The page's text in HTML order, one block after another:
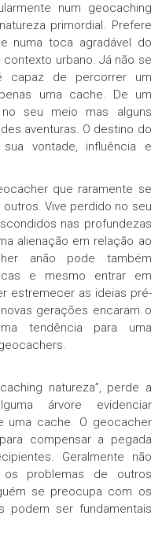
num geocaching
primordial. Prefere
numa toca agradável do
urbano. Já não se
capaz de percorrer um
uma cache. De um
seu meio mas alguns
aventuras. O destino do
vontade, influência e
que raramente se
Vive perdido no seu
nas profundezas
alienação em relação ao
anão pode também
e mesmo entrar em
estremecer as ideias pré-
gerações encaram o
tendência para uma
natureza”, perde a
árvore evidenciar
uma cache. O geocacher
compensar a pegada
Geralmente não
problemas de outros
se preocupa com os
podem ser fundamentais